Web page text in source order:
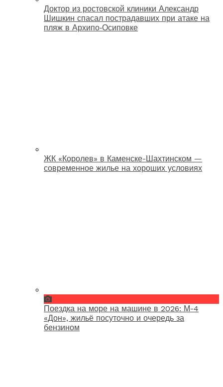
Доктор из ростовской клиники Александр
Шишкин спасал пострадавших при атаке на
пляж в Архипо‑Осиповке
ЖК «Королев» в Каменске-Шахтинском —
современное жилье на хороших условиях
Поездка на море на машине в 2026: М-4
«Дон», жильё посуточно и очередь за
бензином